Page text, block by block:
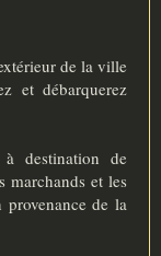
de la ville
et débarquerez
destination de
marchands et les
provenance de la